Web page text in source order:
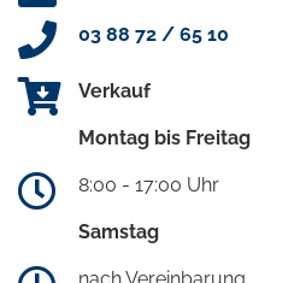
03 88 72 / 65 10
Verkauf
Montag bis Freitag
8:00 - 17:00 Uhr
Samstag